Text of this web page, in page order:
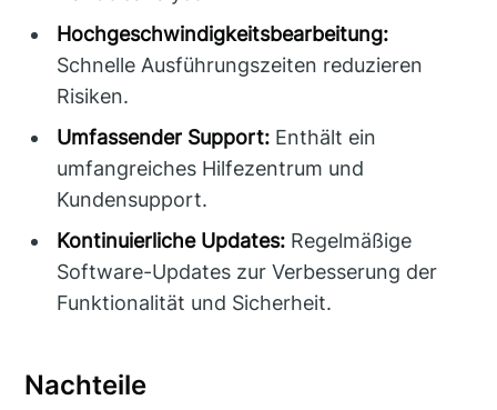
Hochgeschwindigkeitsbearbeitung:
Schnelle Ausführungszeiten reduzieren
Risiken.
Umfassender Support: Enthält ein
umfangreiches Hilfezentrum und
Kundensupport.
Kontinuierliche Updates: Regelmäßige
Software-Updates zur Verbesserung der
Funktionalität und Sicherheit.
Nachteile